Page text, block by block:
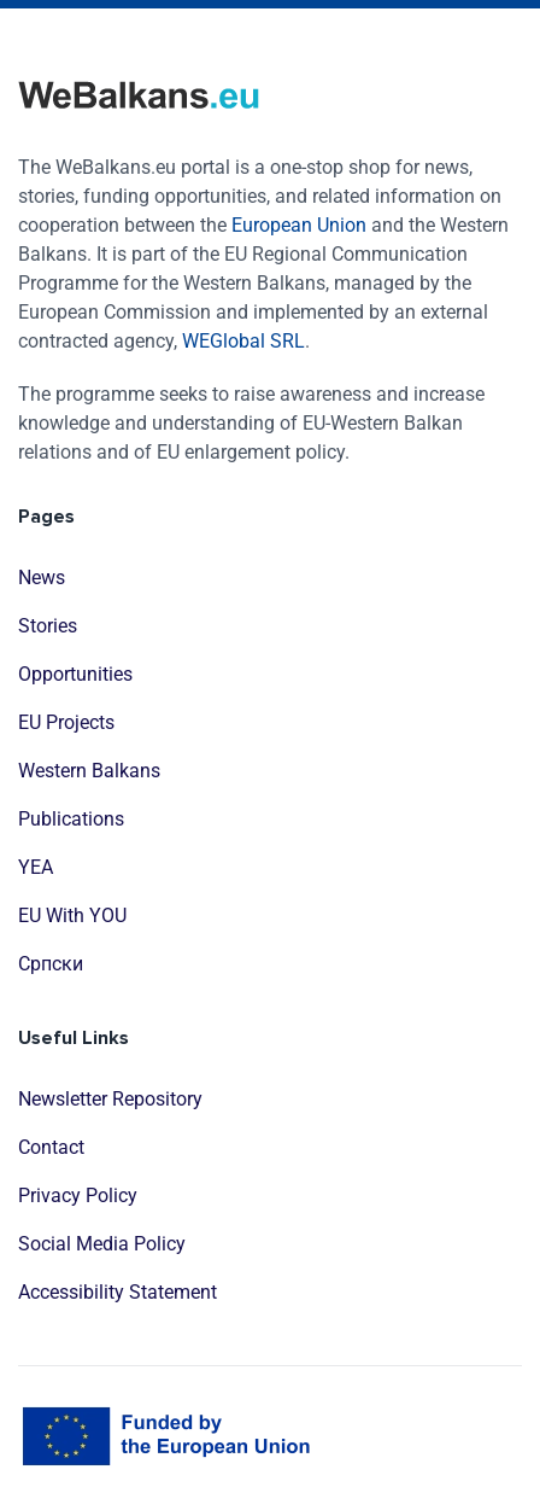
The WeBalkans.eu portal is a one-stop shop for news,
stories, funding opportunities, and related information on
cooperation between the European Union and the Western
Balkans. It is part of the EU Regional Communication
Programme for the Western Balkans, managed by the
European Commission and implemented by an external
contracted agency, WEGlobal SRL.
The programme seeks to raise awareness and increase
knowledge and understanding of EU-Western Balkan
relations and of EU enlargement policy.
Pages
News
Stories
Opportunities
EU Projects
Western Balkans
Publications
YEA
EU With YOU
Cрпски
Useful Links
Newsletter Repository
Contact
Privacy Policy
Social Media Policy
Accessibility Statement